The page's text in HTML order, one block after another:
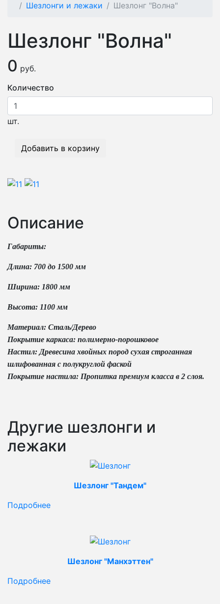
Шезлонги и лежаки
Шезлонг "Волна"
Шезлонг "Волна"
0 руб.
Количество
шт.
Добавить в корзину
Описание
Габариты:
Длина: 700 до 1500 мм
Ширина: 1800 мм
Высота: 1100 мм
Материал: Сталь/Дерево
Покрытие каркаса: полимерно-порошковое
Настил: Древесина хвойных пород сухая строганная
шлифованная с полукруглой фаской
Покрытие настила: Пропитка премиум класса в 2 слоя.
Другие шезлонги и
лежаки
Шезлонг "Тандем"
Подробнее
Шезлонг "Манхэттен"
Подробнее